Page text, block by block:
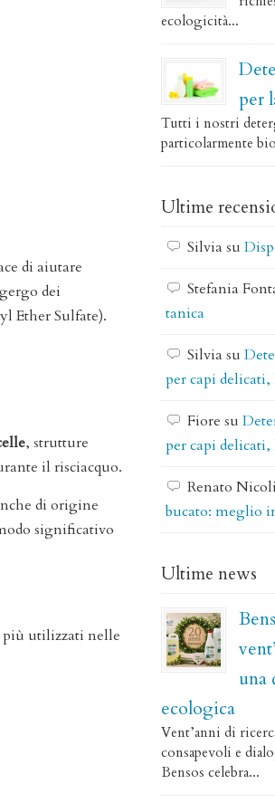
di aiutare
dei
Ether Sulfate).
, strutture
il risciacquo.
di origine
significativo
utilizzati nelle
ecologicità...
per
Tutti i nostri
particolarmente
Ultime
Silvia su
Stefania
tanica
Silvia su
per capi delicati,
Fiore su
per capi delicati,
Renato
bucato: meglio
Ultime news
una
ecologica
Vent’anni di
consapevoli e
Bensos celebra...